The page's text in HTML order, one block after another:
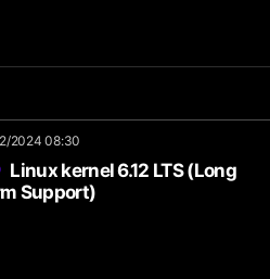
2024 08:30
Linux kernel 6.12 LTS (Long
Support)